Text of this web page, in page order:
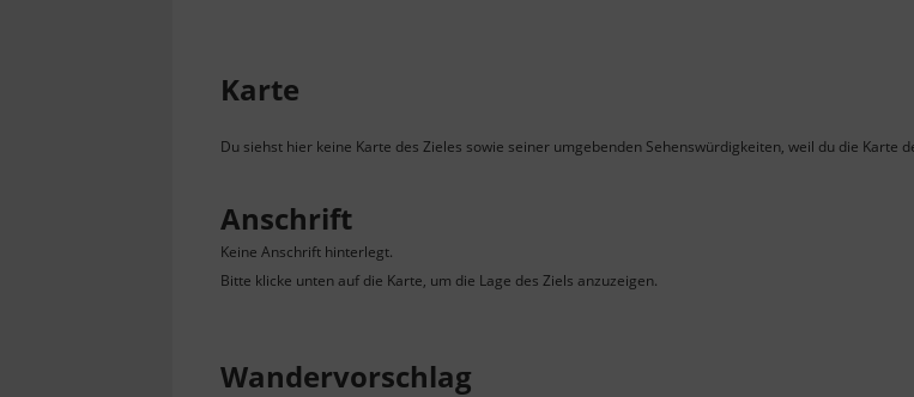
Karte
Du siehst hier keine Karte des Zieles sowie seiner umgebenden Sehenswürdigkeiten, weil du die Karte
Anschrift
Keine Anschrift hinterlegt.
Bitte klicke unten auf die Karte, um die Lage des Ziels anzuzeigen.
Wandervorschlag